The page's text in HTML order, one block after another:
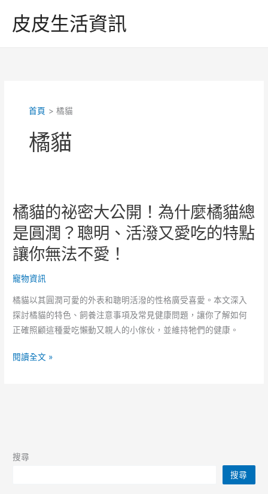
皮皮生活資訊
首頁 橘貓
橘貓
橘貓的祕密大公開！為什麼橘貓總
是圓潤？聰明、活潑又愛吃的特點
讓你無法不愛！
寵物資訊
橘貓以其圓潤可愛的外表和聰明活潑的性格廣受喜愛。本文深入
探討橘貓的特色、飼養注意事項及常見健康問題，讓你了解如何
正確照顧這種愛吃懶動又親人的小傢伙，並維持牠們的健康。
橘
開！
閱讀全文 »
搜尋
搜尋